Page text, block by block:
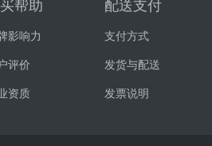
影响力
评价
资质
支付方式
发货与配送
发票说明